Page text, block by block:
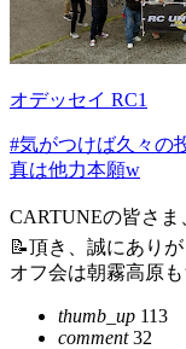
オデッセイ RC1
#気がつけば久々の
真は他力本願w
CARTUNEの皆さ
📝頂き、誠にあり
オフ会は朝霧高原
thumb_up 113
comment32